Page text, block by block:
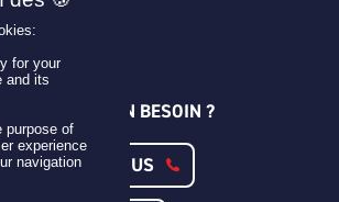
QUESTION ? UN BESOIN ?
CONTACTEZ-NOUS
for your
and its
purpose of
experience
navigation